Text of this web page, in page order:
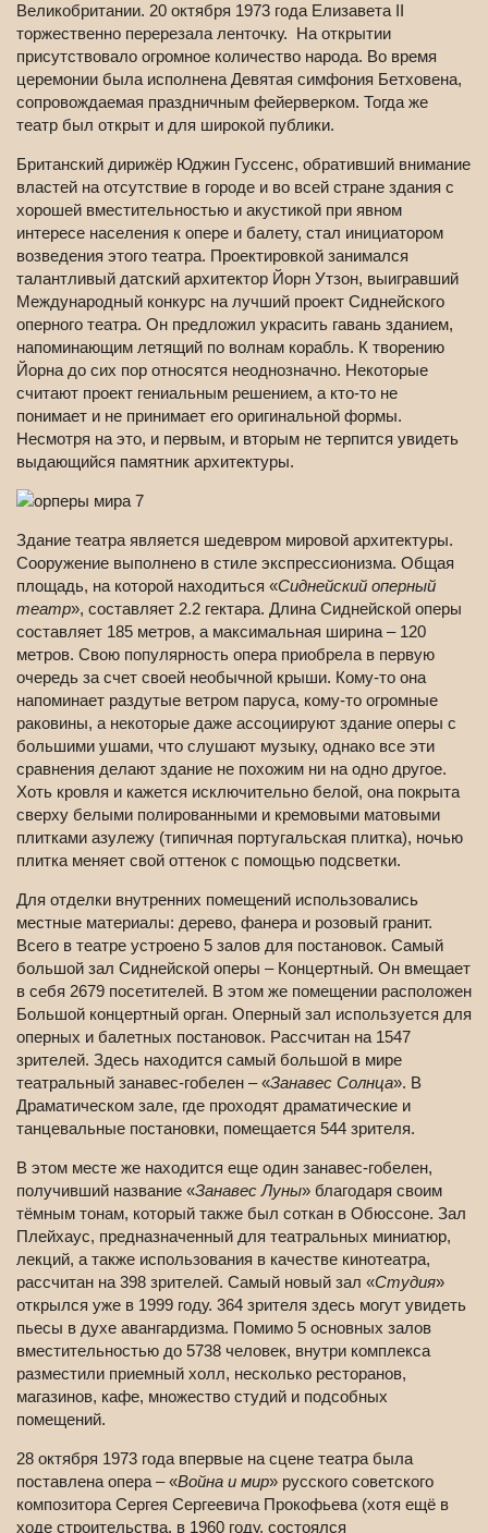
Великобритании. 20 октября 1973 года Елизавета II
торжественно перерезала ленточку. На открытии
присутствовало огромное количество народа. Во время
церемонии была исполнена Девятая симфония Бетховена,
сопровождаемая праздничным фейерверком. Тогда же
театр был открыт и для широкой публики.
Британский дирижёр Юджин Гуссенс, обративший внимание
властей на отсутствие в городе и во всей стране здания с
хорошей вместительностью и акустикой при явном
интересе населения к опере и балету, стал инициатором
возведения этого театра. Проектировкой занимался
талантливый датский архитектор Йорн Утзон, выигравший
Международный конкурс на лучший проект Сиднейского
оперного театра. Он предложил украсить гавань зданием,
напоминающим летящий по волнам корабль. К творению
Йорна до сих пор относятся неоднозначно. Некоторые
считают проект гениальным решением, а кто-то не
понимает и не принимает его оригинальной формы.
Несмотря на это, и первым, и вторым не терпится увидеть
выдающийся памятник архитектуры.
Здание театра является шедевром мировой архитектуры.
Сооружение выполнено в стиле экспрессионизма. Общая
площадь, на которой находиться «Сиднейский оперный
театр», составляет 2.2 гектара. Длина Сиднейской оперы
составляет 185 метров, а максимальная ширина – 120
метров. Свою популярность опера приобрела в первую
очередь за счет своей необычной крыши. Кому-то она
напоминает раздутые ветром паруса, кому-то огромные
раковины, а некоторые даже ассоциируют здание оперы с
большими ушами, что слушают музыку, однако все эти
сравнения делают здание не похожим ни на одно другое.
Хоть кровля и кажется исключительно белой, она покрыта
сверху белыми полированными и кремовыми матовыми
плитками азулежу (типичная португальская плитка), ночью
плитка меняет свой оттенок с помощью подсветки.
Для отделки внутренних помещений использовались
местные материалы: дерево, фанера и розовый гранит.
Всего в театре устроено 5 залов для постановок. Самый
большой зал Сиднейской оперы – Концертный. Он вмещает
в себя 2679 посетителей. В этом же помещении расположен
Большой концертный орган. Оперный зал используется для
оперных и балетных постановок. Рассчитан на 1547
зрителей. Здесь находится самый большой в мире
театральный занавес-гобелен – «Занавес Солнца». В
Драматическом зале, где проходят драматические и
танцевальные постановки, помещается 544 зрителя.
В этом месте же находится еще один занавес-гобелен,
получивший название «Занавес Луны» благодаря своим
тёмным тонам, который также был соткан в Обюссоне. Зал
Плейхаус, предназначенный для театральных миниатюр,
лекций, а также использования в качестве кинотеатра,
рассчитан на 398 зрителей. Самый новый зал «Студия»
открылся уже в 1999 году. 364 зрителя здесь могут увидеть
пьесы в духе авангардизма. Помимо 5 основных залов
вместительностью до 5738 человек, внутри комплекса
разместили приемный холл, несколько ресторанов,
магазинов, кафе, множество студий и подсобных
помещений.
28 октября 1973 года впервые на сцене театра была
поставлена опера – «Война и мир» русского советского
композитора Сергея Сергеевича Прокофьева (хотя ещё в
ходе строительства, в 1960 году, состоялся